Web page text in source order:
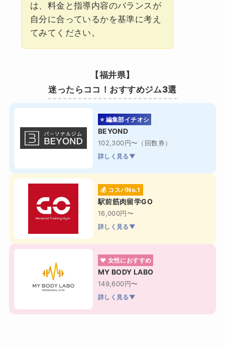
は、料金と指導内容のバランスが
自分に合っているかを基準に考え
てみてください。
【福井県】
迷ったらココ！おすすめジム3選
⭐ 編集部イチオシ
BEYOND
102,300円〜（回数券）
詳しく見る▼
💰 コスパNo.1
駅前筋肉留学GO
16,000円〜
詳しく見る▼
❤ 女性におすすめ
MY BODY LABO
149,600円〜
詳しく見る▼